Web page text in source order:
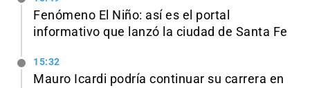
Fenómeno El Niño: así es el portal
informativo que lanzó la ciudad de Santa Fe
15:32
Mauro Icardi podría continuar su carrera en